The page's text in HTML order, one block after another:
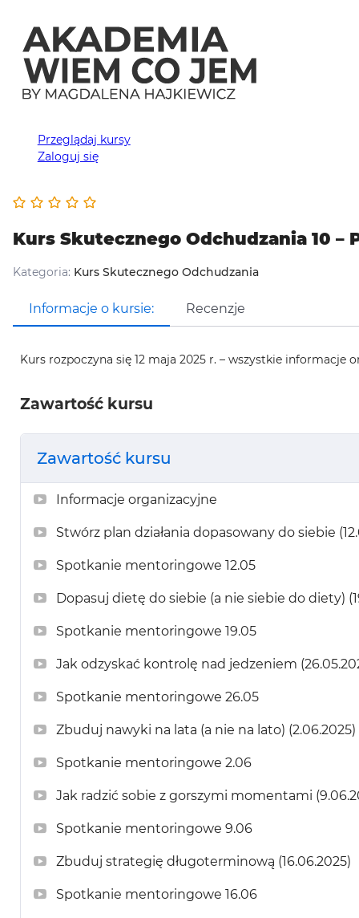
Przeglądaj kursy
Zaloguj się
Kurs Skutecznego Odchudzania 10 –
Kategoria: Kurs Skutecznego Odchudzania
Informacje o kursie: Recenzje
Kurs rozpoczyna się 12 maja 2025 r. – wszystkie informacje
Zawartość kursu
Zawartość kursu
Informacje organizacyjne
Stwórz plan działania dopasowany do siebie
Spotkanie mentoringowe 12.05
Dopasuj dietę do siebie (a nie siebie do diety)
Spotkanie mentoringowe 19.05
Jak odzyskać kontrolę nad jedzeniem
Spotkanie mentoringowe 26.05
Zbuduj nawyki na lata (a nie na lato) (2.06.2025)
Spotkanie mentoringowe 2.06
Jak radzić sobie z gorszymi momentami
Spotkanie mentoringowe 9.06
Zbuduj strategię długoterminową (16.06.2025)
Spotkanie mentoringowe 16.06